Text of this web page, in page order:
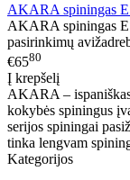
AKARA spiningas
AKARA spiningas
pasirinkimų
€6580
Į krepšelį
AKARA –
kokybės spiningus
serijos spiningai
tinka lengvam
Kategorijos